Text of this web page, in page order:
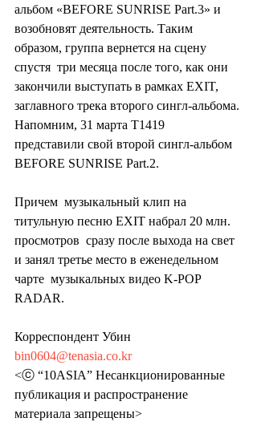
альбом «BEFORE SUNRISE Part.3» и
возобновят деятельность. Таким
образом, группа вернется на сцену
спустя  три месяца после того, как они
закончили выступать в рамках EXIT,
заглавного трека второго сингл-альбома.
Напомним, 31 марта T1419
представили свой второй сингл-альбом
BEFORE SUNRISE Part.2.
Причем  музыкальный клип на
титульную песню EXIT набрал 20 млн.
просмотров  сразу после выхода на свет
и занял третье место в еженедельном
чарте  музыкальных видео K-POP
RADAR.
Корреспондент Убин
bin0604@tenasia.co.kr
<ⓒ “10ASIA” Несанкционированные
публикация и распространение
материала запрещены>